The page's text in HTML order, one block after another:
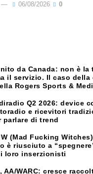
06/08/2026 0
da Canada: non è la
il servizio. Il caso
Rogers Sports &
Q2 2026: device
e ricevitori
parlare di trend
(Mad Fucking
è riusciuto a
loro inserzionisti
AA/WARC: cresce